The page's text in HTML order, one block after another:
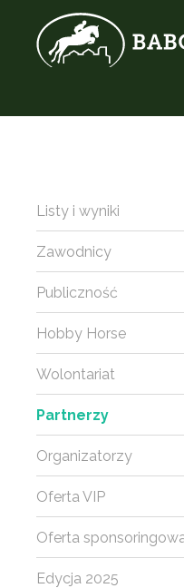
Listy i wyniki
Zawodnicy
Publiczność
Hobby Horse
Wolontariat
Partnerzy
Organizatorzy
Oferta VIP
Oferta
Edycja 2025